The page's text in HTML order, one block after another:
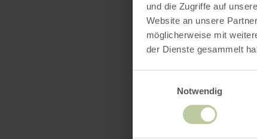
und die Zugriffe auf
Website an unsere
möglicherweise mit
der Dienste gesammelt
Notwendig